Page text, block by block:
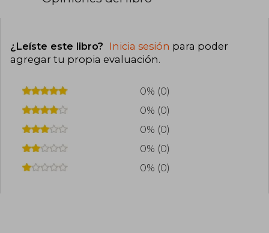
¿Leíste este libro? Inicia sesión para poder
agregar tu propia evaluación.
0% (0)
0% (0)
0% (0)
0% (0)
0% (0)